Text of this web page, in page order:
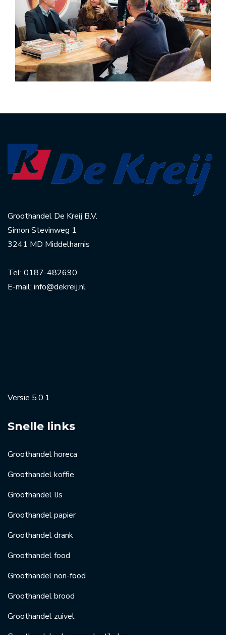
Groothandel De Kreij B.V.
Simon Stevinweg 1
3241 MD Middelharnis
Tel: 0187-482690
E-mail: info@dekreij.nl
Versie 5.0.1
Snelle links
Groothandel horeca
Groothandel koffie
Groothandel IJs
Groothandel papier
Groothandel drank
Groothandel food
Groothandel non-food
Groothandel brood
Groothandel zuivel